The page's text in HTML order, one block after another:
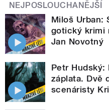
NEJPOSLOUCHANĚJŠÍ
Miloš Urban:
gotický krimi
Jan Novotný
Petr Hudský:
záplata. Dvě
scenáristy